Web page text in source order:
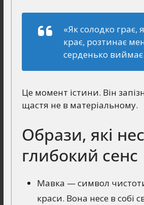
«Як солодко грає,
крає, розтинає
серденько
Це момент істини. Він
щастя не в матеріальному.
Образи, які
глибокий сенс
Мавка — символ
краси. Вона несе в собі